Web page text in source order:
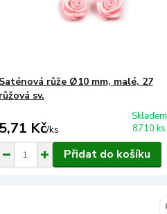
Saténová růže Ø10 mm, malé, 27
růžová sv.
5,71 Kč/ks
Skladem
8710 ks
Přidat do košíku